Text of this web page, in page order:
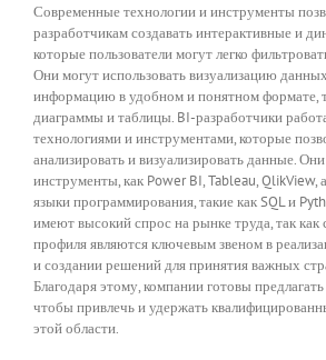
Современные технологии и инструменты
разработчикам создавать интерактивные и
которые пользователи могут легко
Они могут использовать визуализацию
информацию в удобном и понятном формате,
диаграммы и таблицы. BI-разработчики
технологиями и инструментами, которые
анализировать и визуализировать данные.
инструменты, как Power BI, Tableau, QlikView,
языки программирования, такие как SQL и
имеют высокий спрос на рынке труда, так как
профиля являются ключевым звеном в
и создании решений для принятия важных
Благодаря этому, компании готовы
чтобы привлечь и удержать
этой области.